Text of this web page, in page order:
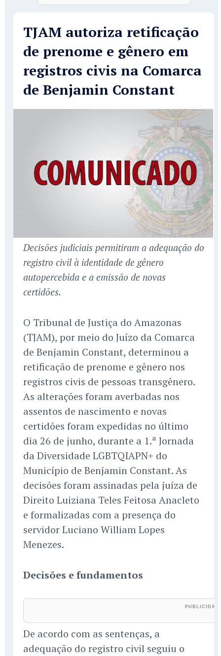
TJAM autoriza retificação
de prenome e gênero em
registros civis na Comarca
de Benjamin Constant
Decisões judiciais permitiram a adequação do
registro civil à identidade de gênero
autopercebida e a emissão de novas
certidões.
O Tribunal de Justiça do Amazonas
(TJAM), por meio do Juízo da Comarca
de Benjamin Constant, determinou a
retificação de prenome e gênero nos
registros civis de pessoas transgênero.
As alterações foram averbadas nos
assentos de nascimento e novas
certidões foram expedidas no último
dia 26 de junho, durante a 1.ª Jornada
da Diversidade LGBTQIAPN+ do
Município de Benjamin Constant. As
decisões foram assinadas pela juíza de
Direito Luiziana Teles Feitosa Anacleto
e formalizadas com a presença do
servidor Luciano William Lopes
Menezes.
Decisões e fundamentos
De acordo com as sentenças, a
adequação do registro civil seguiu o